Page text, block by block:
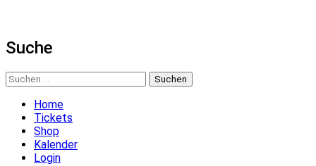
Suche
Suchen
Home
Tickets
Shop
Kalender
Login